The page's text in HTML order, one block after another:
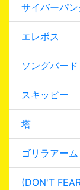
サイバーパ
エレボス
ソングバード
スキッピー
塔
ゴリラアーム
(DON'T